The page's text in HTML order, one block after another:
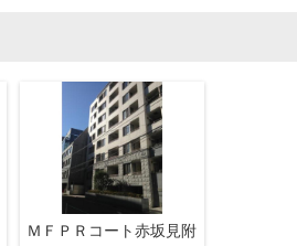
ＭＦＰＲコート赤坂見附